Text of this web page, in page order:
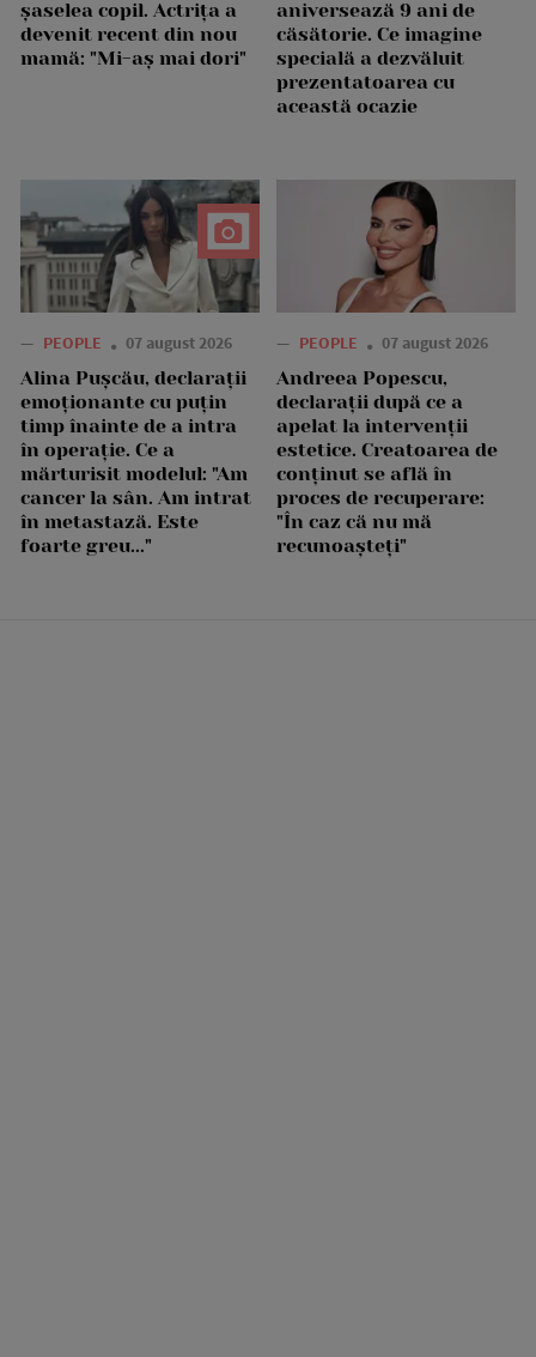
șaselea copil. Actrița a
devenit recent din nou
mamă: "Mi-aș mai dori"
aniversează 9 ani de
căsătorie. Ce imagine
specială a dezvăluit
prezentatoarea cu
această ocazie
— PEOPLE 07 august 2026
Alina Pușcău, declarații
emoționante cu puțin
timp înainte de a intra
în operație. Ce a
mărturisit modelul: "Am
cancer la sân. Am intrat
în metastază. Este
foarte greu..."
— PEOPLE 07 august 2026
Andreea Popescu,
declarații după ce a
apelat la intervenții
estetice. Creatoarea de
conținut se află în
proces de recuperare:
"În caz că nu mă
recunoașteți"